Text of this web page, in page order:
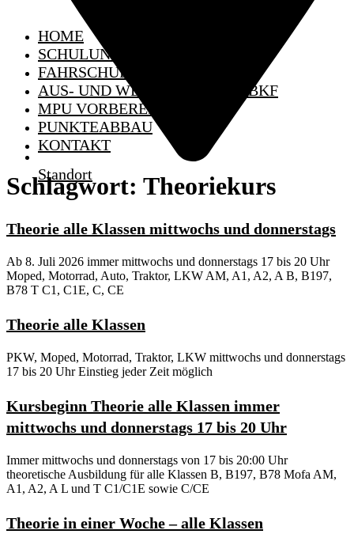
Standort
HOME
SCHULUNGSTERMINE
FAHRSCHULE
AUS- UND WEITERBILDUNG BKF
MPU VORBEREITUNG
PUNKTEABBAU
KONTAKT
Schlagwort: Theoriekurs
Theorie alle Klassen mittwochs und donnerstags
Ab 8. Juli 2026 immer mittwochs und donnerstags 17 bis 20 Uhr
Moped, Motorrad, Auto, Traktor, LKW AM, A1, A2, A B, B197,
B78 T C1, C1E, C, CE
Theorie alle Klassen
PKW, Moped, Motorrad, Traktor, LKW mittwochs und donnerstags
17 bis 20 Uhr Einstieg jeder Zeit möglich
Kursbeginn Theorie alle Klassen immer
mittwochs und donnerstags 17 bis 20 Uhr
Immer mittwochs und donnerstags von 17 bis 20:00 Uhr
theoretische Ausbildung für alle Klassen B, B197, B78 Mofa AM,
A1, A2, A L und T C1/C1E sowie C/CE
Theorie in einer Woche – alle Klassen